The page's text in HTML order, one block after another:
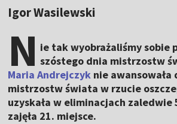
Igor Wasilewski
N ie tak wyobrażaliśmy sobie
szóstego dnia mistrzostw
Maria Andrejczyk nie awansowała
mistrzostw świata w rzucie
uzyskała w eliminacjach zaledwie
zajęła 21. miejsce.